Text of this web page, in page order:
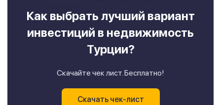
Как выбрать лучший вариант
инвестиций в недвижимость
Турции?
Скачайте чек лист. Бесплатно!
Скачать чек-лист